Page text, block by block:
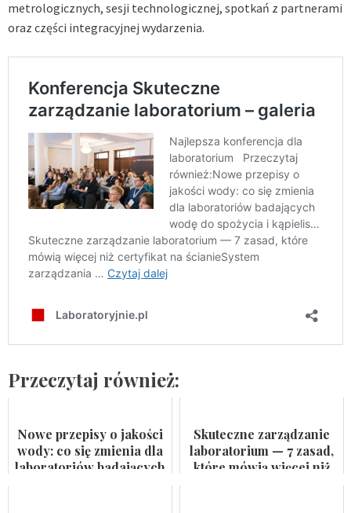
metrologicznych, sesji technologicznej, spotkań z partnerami
oraz części integracyjnej wydarzenia.
Przeczytaj również:
Nowe przepisy o jakości
wody: co się zmienia dla
laboratoriów badających
Skuteczne zarządzanie
laboratorium — 7 zasad,
które mówią więcej niż